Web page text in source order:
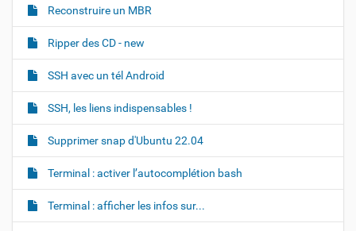
Reconstruire un MBR
Ripper des CD - new
SSH avec un tél Android
SSH, les liens indispensables !
Supprimer snap d'Ubuntu 22.04
Terminal : activer l’autocomplétion bash
Terminal : afficher les infos sur...